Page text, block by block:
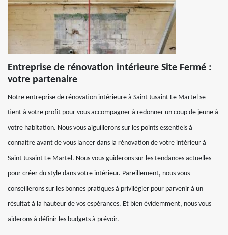
Entreprise de rénovation intérieure Site Fermé :
votre partenaire
Notre entreprise de rénovation intérieure à Saint Jusaint Le Martel se
tient à votre profit pour vous accompagner à redonner un coup de jeune à
votre habitation. Nous vous aiguillerons sur les points essentiels à
connaitre avant de vous lancer dans la rénovation de votre intérieur à
Saint Jusaint Le Martel. Nous vous guiderons sur les tendances actuelles
pour créer du style dans votre intérieur. Pareillement, nous vous
conseillerons sur les bonnes pratiques à privilégier pour parvenir à un
résultat à la hauteur de vos espérances. Et bien évidemment, nous vous
aiderons à définir les budgets à prévoir.